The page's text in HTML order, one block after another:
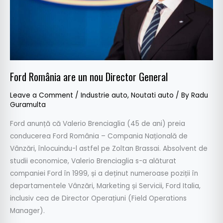
Ford România are un nou Director General
Leave a Comment / Industrie auto, Noutati auto / By Radu
Guramulta
Ford anunță că Valerio Brenciaglia (45 de ani) preia
conducerea Ford România – Compania Națională de
Vânzări, înlocuindu-l astfel pe Zoltan Brassai. Absolvent de
studii economice, Valerio Brenciaglia s-a alăturat
companiei Ford în 1999, și a deținut numeroase poziții în
departamentele Vânzări, Marketing și Servicii, Ford Italia,
inclusiv cea de Director Operațiuni (Field Operations
Manager).